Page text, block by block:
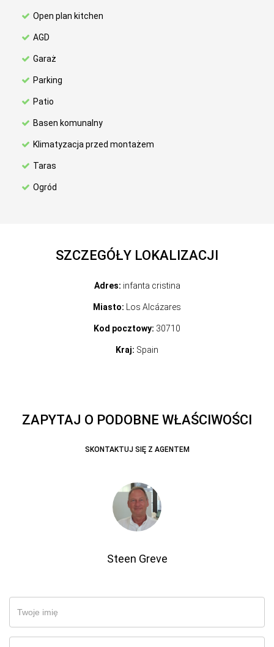
Open plan kitchen
AGD
Garaż
Parking
Patio
Basen komunalny
Klimatyzacja przed montażem
Taras
Ogród
SZCZEGÓŁY LOKALIZACJI
Adres: infanta cristina
Miasto: Los Alcázares
Kod pocztowy: 30710
Kraj: Spain
ZAPYTAJ O PODOBNE WŁAŚCIWOŚCI
SKONTAKTUJ SIĘ Z AGENTEM
Steen Greve